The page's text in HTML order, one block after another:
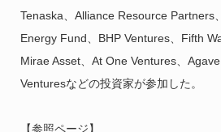
Tenaska、Alliance Resource Partners
Energy Fund、BHP Ventures、Fifth
Mirae Asset、At One Ventures、
Venturesなどの投資家が参加した。
【参照ページ】